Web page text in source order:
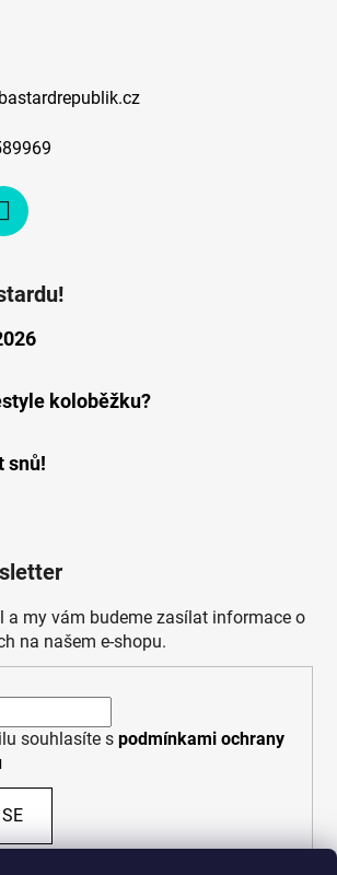
bastardrepublik.cz
koloběžku?
snů!
a my vám budeme zasílat informace o
na našem e-shopu.
souhlasíte s podmínkami ochrany